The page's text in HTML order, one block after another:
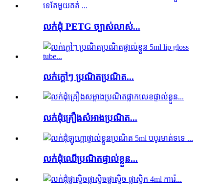
លក់ដុំ PETG ច្បាស់លាស់...
លក់ក្តៅៗ ប្រណិតប្រណិត...
លក់ដុំគ្រឿងសំអាងប្រណិត...
លក់ដុំឈើប្រណិតផ្ទាល់ខ្លួន...